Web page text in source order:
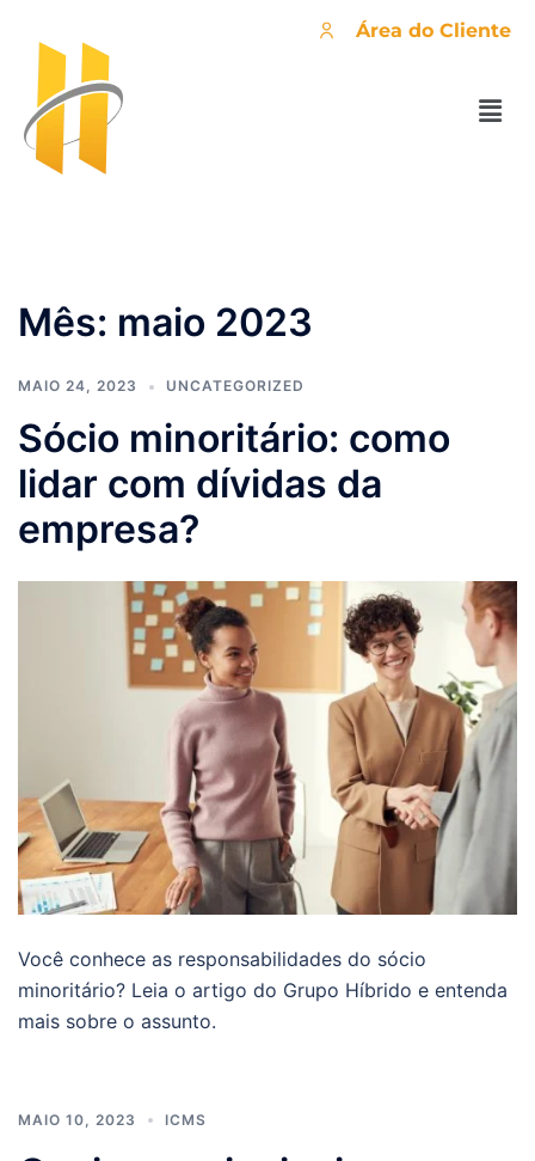
Área do Cliente
Mês: maio 2023
MAIO 24, 2023 UNCATEGORIZED
Sócio minoritário: como
lidar com dívidas da
empresa?
Você conhece as responsabilidades do sócio
minoritário? Leia o artigo do Grupo Híbrido e entenda
mais sobre o assunto.
MAIO 10, 2023 ICMS